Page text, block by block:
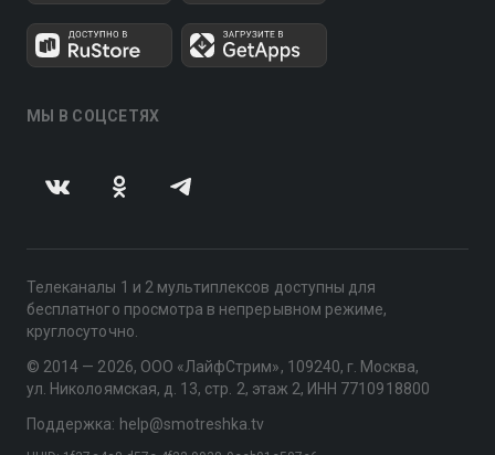
МЫ В СОЦСЕТЯХ
Телеканалы 1 и 2 мультиплексов доступны для
бесплатного просмотра в непрерывном режиме,
круглосуточно.
© 2014 — 2026, ООО «ЛайфСтрим», 109240, г. Москва,
ул. Николоямская, д. 13, стр. 2, этаж 2, ИНН 7710918800
Поддержка: help@smotreshka.tv